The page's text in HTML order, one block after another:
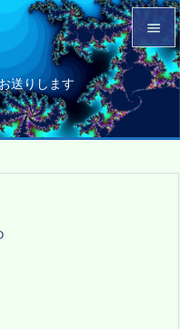
送りします


メニュ